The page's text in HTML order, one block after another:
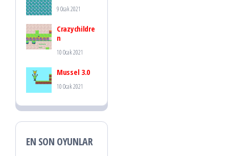
9 Ocak 2021
Crazychildre
n
10 Ocak 2021
Mussel 3.0
10 Ocak 2021
EN SON OYUNLAR